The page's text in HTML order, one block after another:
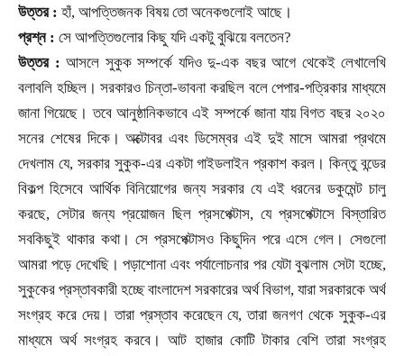
উত্তর : হাঁ, আপত্তিজনক বিষয় তো অনেকগুলোই আছে।
প্রশ্ন : সে আপত্তিগুলোর কিছু যদি একটু বুঝিয়ে বলতেন?
উত্তর : আসলে সুকুক সম্পর্কে যদিও দু-এক বছর আগে থেকেই লেখালেখি
বলাবলি হচ্ছিল। সরকারও চিন্তা-ভাবনা করছিল বলে পেপার-পত্রিকার মাধ্যমে
জানা গিয়েছে। তবে আনুষ্ঠানিকভাবে এই সম্পর্কে জানা যায় বিগত বছর ২০২০
সনের শেষের দিকে। অক্টোবর এবং ডিসেম্বর এই দুই মাসে আমরা প্রথমে
দেখলাম যে, সরকার সুকুক-এর একটা গাইডলাইন প্রকাশ করল। কিন্তু বন্ডের
বিকল্প হিসেবে আর্থিক বিনিয়োগের জন্য সরকার যে এই ধরনের ডকুমেন্ট চালু
করছে, সেটার জন্য প্রয়োজন ছিল প্রসপেক্টাস, যে প্রসপেক্টাসে বিস্তারিত
সবকিছুই থাকার কথা। সে প্রসপেক্টাসও কিছুদিন পরে এসে গেল। সেগুলো
আমরা পড়ে দেখেছি। পড়াশোনা এবং পর্যালোচনার পর যেটা বুঝলাম সেটা হচ্ছে,
সুকুকের প্রস্তাবকারী হচ্ছে বাংলাদেশ সরকারের অর্থ বিভাগ, যারা সরকারকে অর্থ
সংগ্রহ করে দেয়। তারা প্রস্তাব করেছেন যে,তারা জনগণ থেকে সুকুক-এর
মাধ্যমে অর্থ সংগ্রহ করবে। আট হাজার কোটি টাকার বেশি তারা সংগ্রহ